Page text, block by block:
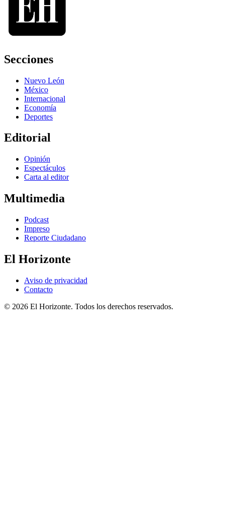
Secciones
Nuevo León
México
Internacional
Economía
Deportes
Editorial
Opinión
Espectáculos
Carta al editor
Multimedia
Podcast
Impreso
Reporte Ciudadano
El Horizonte
Aviso de privacidad
Contacto
© 2026 El Horizonte. Todos los derechos reservados.